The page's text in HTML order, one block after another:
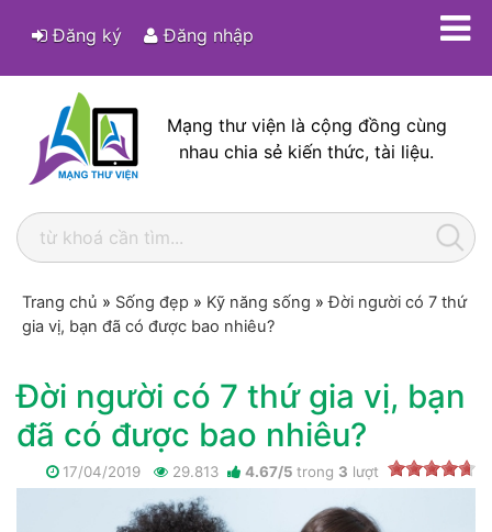
Đăng ký Đăng nhập
Mạng thư viện là cộng đồng cùng
nhau chia sẻ kiến thức, tài liệu.
Trang chủ » Sống đẹp » Kỹ năng sống »Đời người có 7 thứ
gia vị, bạn đã có được bao nhiêu?
Đời người có 7 thứ gia vị, bạn
đã có được bao nhiêu?
17/04/2019 29.813 4.67/5 trong 3 lượt